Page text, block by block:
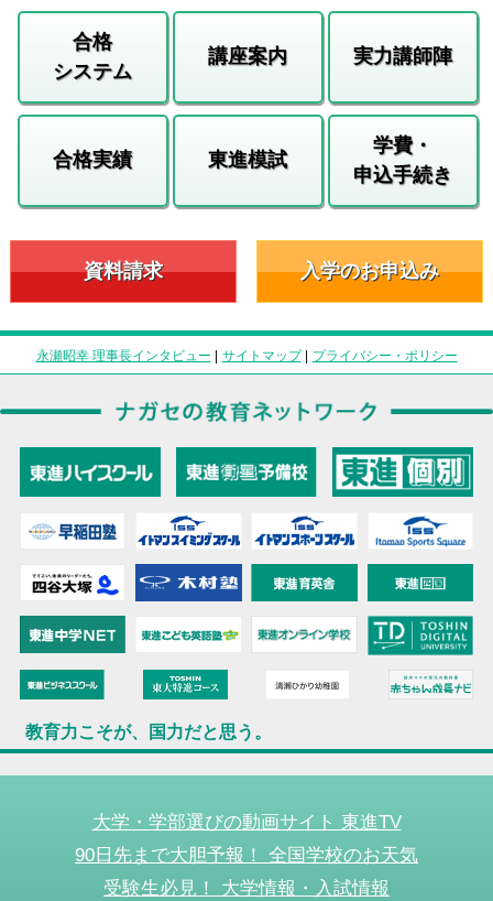
合格
システム
講座案内 実力講師陣
合格実績 東進模試
学費・
申込手続き
資料請求 入学のお申込み
永瀬昭幸 理事長インタビュー | サイトマップ| プライバシー・ポリシー
教育力こそが、国力だと思う。
大学・学部選びの動画サイト 東進TV
90日先まで大胆予報！ 全国学校のお天気
受験生必見！ 大学情報・入試情報